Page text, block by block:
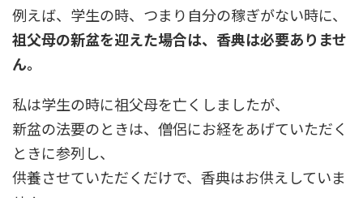
例えば、学生の時、つまり自分の稼ぎがない時に、
祖父母の新盆を迎えた場合は、香典は必要ありませ
ん。
私は学生の時に祖父母を亡くしましたが、
新盆の法要のときは、僧侶にお経をあげていただく
ときに参列し、
供養させていただくだけで、香典はお供えしていま